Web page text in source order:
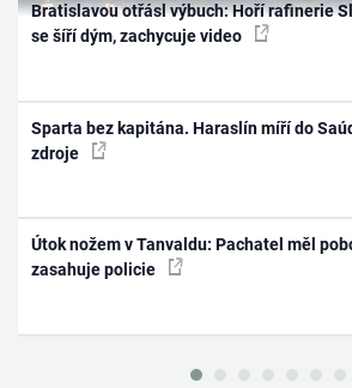
Bratislavou otřásl výbuch: Hoří rafinerie
se šíří dým, zachycuje video
Sparta bez kapitána. Haraslín míří do
zdroje
Útok nožem v Tanvaldu: Pachatel měl
zasahuje policie